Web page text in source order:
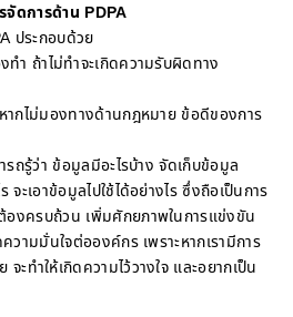
จัดการด้าน PDPA
ประกอบด้วย
ำ ถ้าไม่ทำจะเกิดความรับผิดทาง
กไม่มองทางด้านกฎหมาย ข้อดีของการ
ถรู้ว่า ข้อมูลมีอะไรบ้าง จัดเก็บข้อมูล
ะเอาข้อมูลไปใช้ได้อย่างไร ซึ่งถือเป็นการ
งครบถ้วน เพิ่มศักยภาพในการแข่งขัน
วามมั่นใจต่อองค์กร เพราะหากเรามีการ
ทำให้เกิดความไว้วางใจ และอยากเป็น